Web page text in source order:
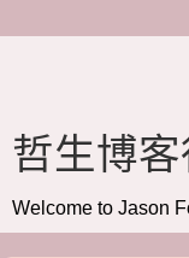
哲生博
Welcome to Jason